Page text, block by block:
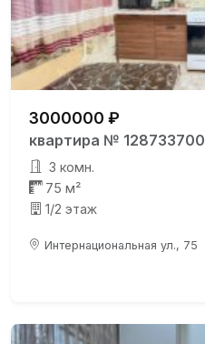
3000000 ₽
квартира № 128733700
3 комн.
75 м²
1/2 этаж
Интернациональная ул., 75